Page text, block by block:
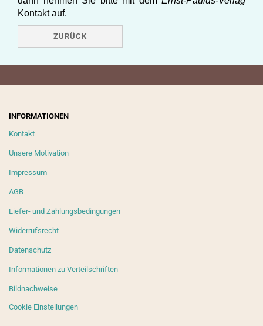
Kontakt auf.
ZURÜCK
INFORMATIONEN
Kontakt
Unsere Motivation
Impressum
AGB
Liefer- und Zahlungsbedingungen
Widerrufsrecht
Datenschutz
Informationen zu Verteilschriften
Bildnachweise
Cookie Einstellungen